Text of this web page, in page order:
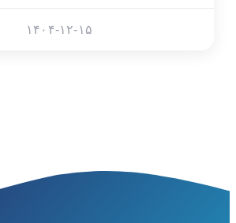
۱۴۰۴-۱۲-۱۵